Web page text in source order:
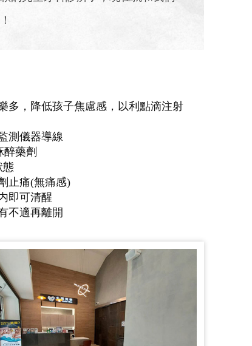
多，降低孩子焦慮感，以利點滴注射
測儀器導線
醉藥劑
態
止痛(無痛感)
即可清醒
不適再離開